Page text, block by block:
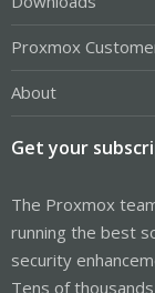
Proxmox
About
Get your
The Proxmox
running the best
security
Tens of